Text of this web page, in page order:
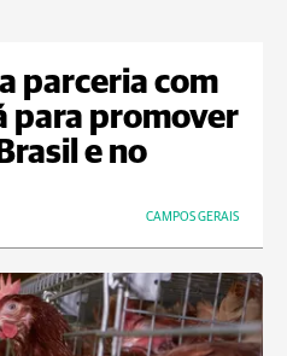
parceria com
para promover
e no
CAMPOS GERAIS